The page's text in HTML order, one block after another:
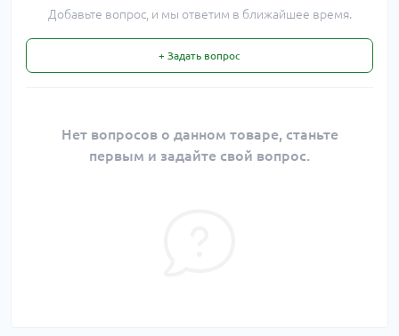
Добавьте вопрос, и мы ответим в ближайшее время.
+ Задать вопрос
Нет вопросов о данном товаре, станьте
первым и задайте свой вопрос.